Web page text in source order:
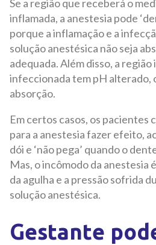
Se a região que receberá o
inflamada, a anestesia pode
porque a inflamação e a
solução anestésica não seja
adequada. Além disso, a região
infeccionada tem pH alterado,
absorção.
Em certos casos, os pacientes
para a anestesia fazer efeito,
dói e ‘não pega’ quando o
Mas, o incômodo da anestesia
da agulha e a pressão sofrida
solução anestésica.
Gestante